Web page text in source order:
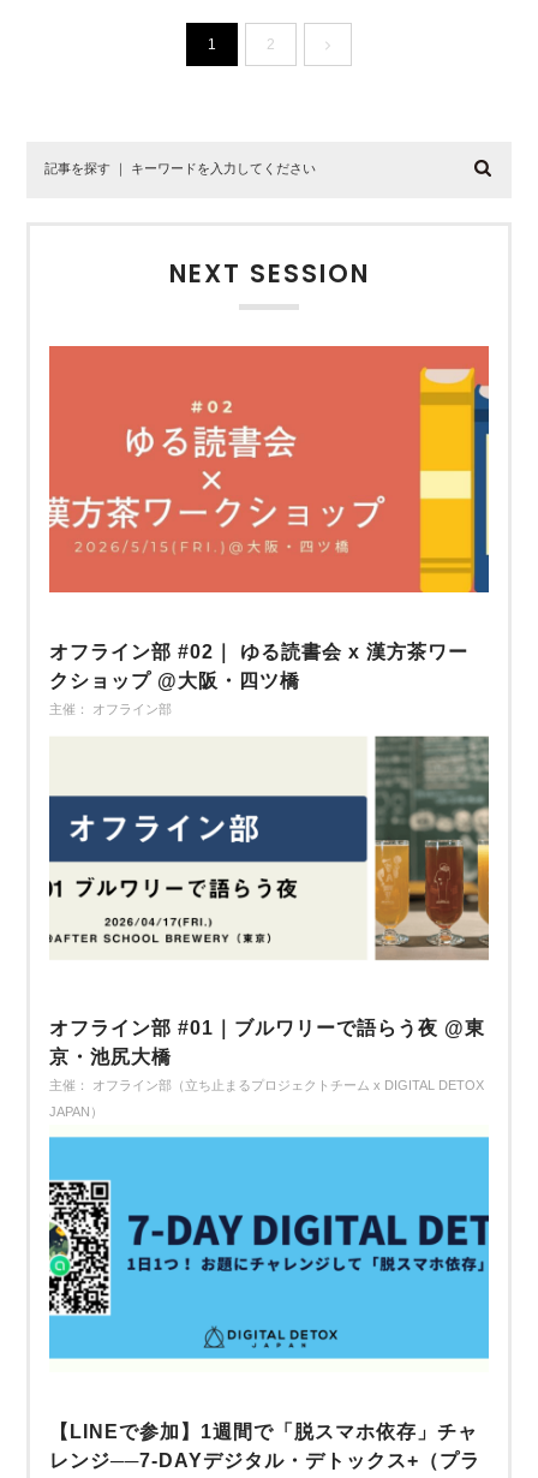
1 2
NEXT SESSION
オフライン部 #02｜ ゆる読書会 x 漢方茶ワー
クショップ @大阪・四ツ橋
主催： オフライン部
オフライン部 #01｜ブルワリーで語らう夜 @東
京・池尻大橋
主催： オフライン部（立ち止まるプロジェクトチーム x DIGITAL DETOX
JAPAN）
【LINEで参加】1週間で「脱スマホ依存」チャ
レンジ──7-DAYデジタル・デトックス+（プラ